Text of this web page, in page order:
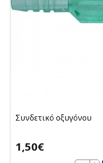
Συνδετικό οξυγόνου
1,50€